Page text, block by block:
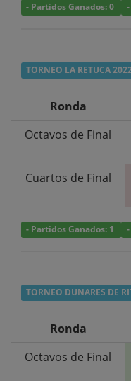
- Partidos Ganados: 0
TORNEO LA RETUCA
Ronda
Octavos de Final
Cuartos de Final
- Partidos Ganados: 1
TORNEO DUNARES DE
Ronda
Octavos de Final